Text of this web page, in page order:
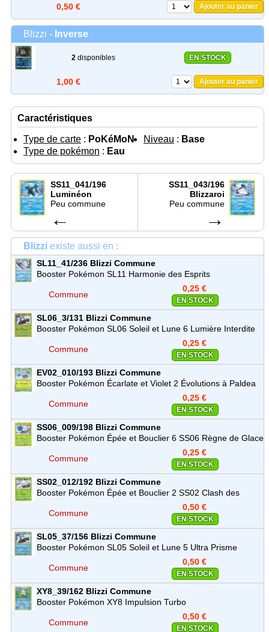
0,50 € Ajouter au panier
Blizzi - Inverse
2 disponibles EN STOCK
1,00 € Ajouter au panier
Caractéristiques
Type de carte : PoKéMoN Niveau : Base
Type de pokémon : Eau
SS11_041/196
Luminéon
Peu commune
←
SS11_043/196
Blizzaroi
Peu commune
→
Blizzi existe aussi en :
SL11_41/236 Blizzi Commune
Booster Pokémon SL11 Harmonie des Esprits
Commune
0,25 €
EN STOCK
SL06_3/131 Blizzi Commune
Booster Pokémon SL06 Soleil et Lune 6 Lumière Interdite
Commune
0,25 €
EN STOCK
EV02_010/193 Blizzi Commune
Booster Pokémon Écarlate et Violet 2 Évolutions à Paldea
Commune
0,25 €
EN STOCK
SS06_009/198 Blizzi Commune
Booster Pokémon Épée et Bouclier 6 SS06 Règne de Glace
Commune
0,25 €
EN STOCK
SS02_012/192 Blizzi Commune
Booster Pokémon Épée et Bouclier 2 SS02 Clash des
Commune
0,50 €
EN STOCK
SL05_37/156 Blizzi Commune
Booster Pokémon SL05 Soleil et Lune 5 Ultra Prisme
Commune
0,50 €
EN STOCK
XY8_39/162 Blizzi Commune
Booster Pokémon XY8 Impulsion Turbo
Commune
0,50 €
EN STOCK